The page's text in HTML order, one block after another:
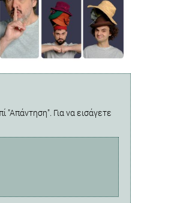
"Απάντηση". Για να εισάγετε